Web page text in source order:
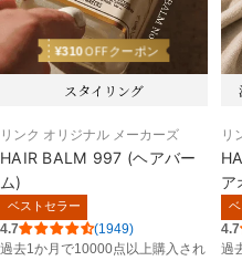
¥310OFFクーポン
スタイリング
リンク オリジナル メーカーズ
HAIR BALM 997 (ヘアバー
ム)
ベストセラー
4.7
(1949)
過去1か月で10000点以上購入され
リ
ア
4.7
過